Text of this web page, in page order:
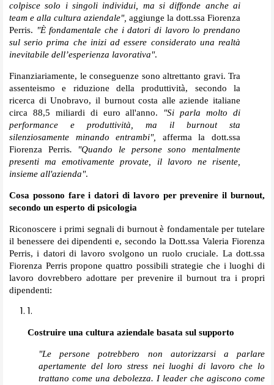
colpisce solo i singoli individui, ma si diffonde anche ai
team e alla cultura aziendale", aggiunge la dott.ssa Fiorenza
Perris. "È fondamentale che i datori di lavoro lo prendano
sul serio prima che inizi ad essere considerato una realtà
inevitabile dell’esperienza lavorativa".
Finanziariamente, le conseguenze sono altrettanto gravi. Tra
assenteismo e riduzione della produttività, secondo la
ricerca di Unobravo, il burnout costa alle aziende italiane
circa 88,5 miliardi di euro all'anno.
"Si parla molto di
performance e produttività, ma il burnout sta
silenziosamente minando entrambi", afferma la dott.ssa
Fiorenza Perris. "Quando le persone sono mentalmente
presenti ma emotivamente provate, il lavoro ne risente,
insieme all'azienda".
Cosa possono fare i datori di lavoro per prevenire il burnout,
secondo un esperto di psicologia
Riconoscere i primi segnali di burnout è fondamentale per tutelare
il benessere dei dipendenti e, secondo la Dott.ssa Valeria Fiorenza
Perris, i datori di lavoro svolgono un ruolo cruciale. La dott.ssa
Fiorenza Perris propone quattro possibili strategie che i luoghi di
lavoro dovrebbero adottare per prevenire il burnout tra i propri
dipendenti:
Costruire una cultura aziendale basata sul supporto
"Le persone potrebbero non autorizzarsi a parlare
apertamente del loro stress nei luoghi di lavoro che lo
trattano come una debolezza. I leader che agiscono come